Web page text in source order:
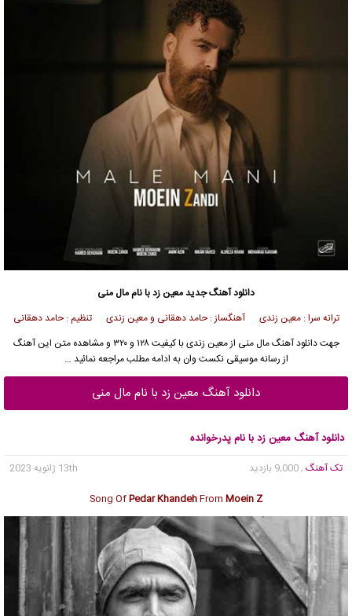
دانلود آهنگ جدیدمعین زد با نام مال منی
ترانه سرا : معین زندی آهنگساز : حامد دهقانی و معین زندی تنظیم : حامد دهقانی
جهتدانلود آهنگمال منی ازمعین زندی
با کیفیت ۱۲۸ و ۳۲۰ و مشاهده متن این آهنگ
از رسانه موسیقی نکست وان به ادامه مطلب مراجعه نمائید …
دانلود آهنگ معین زد با نام مال منی
دانلود آهنگ معین زد با نام پدرخوانده
تک آهنگ , 9,000 بازدید
13th ژانویه 2023
Song OfPedar KhandehFrom Moein Z